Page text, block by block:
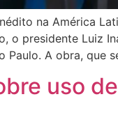
na América
o presidente Luiz
Paulo. A obra, que
uso